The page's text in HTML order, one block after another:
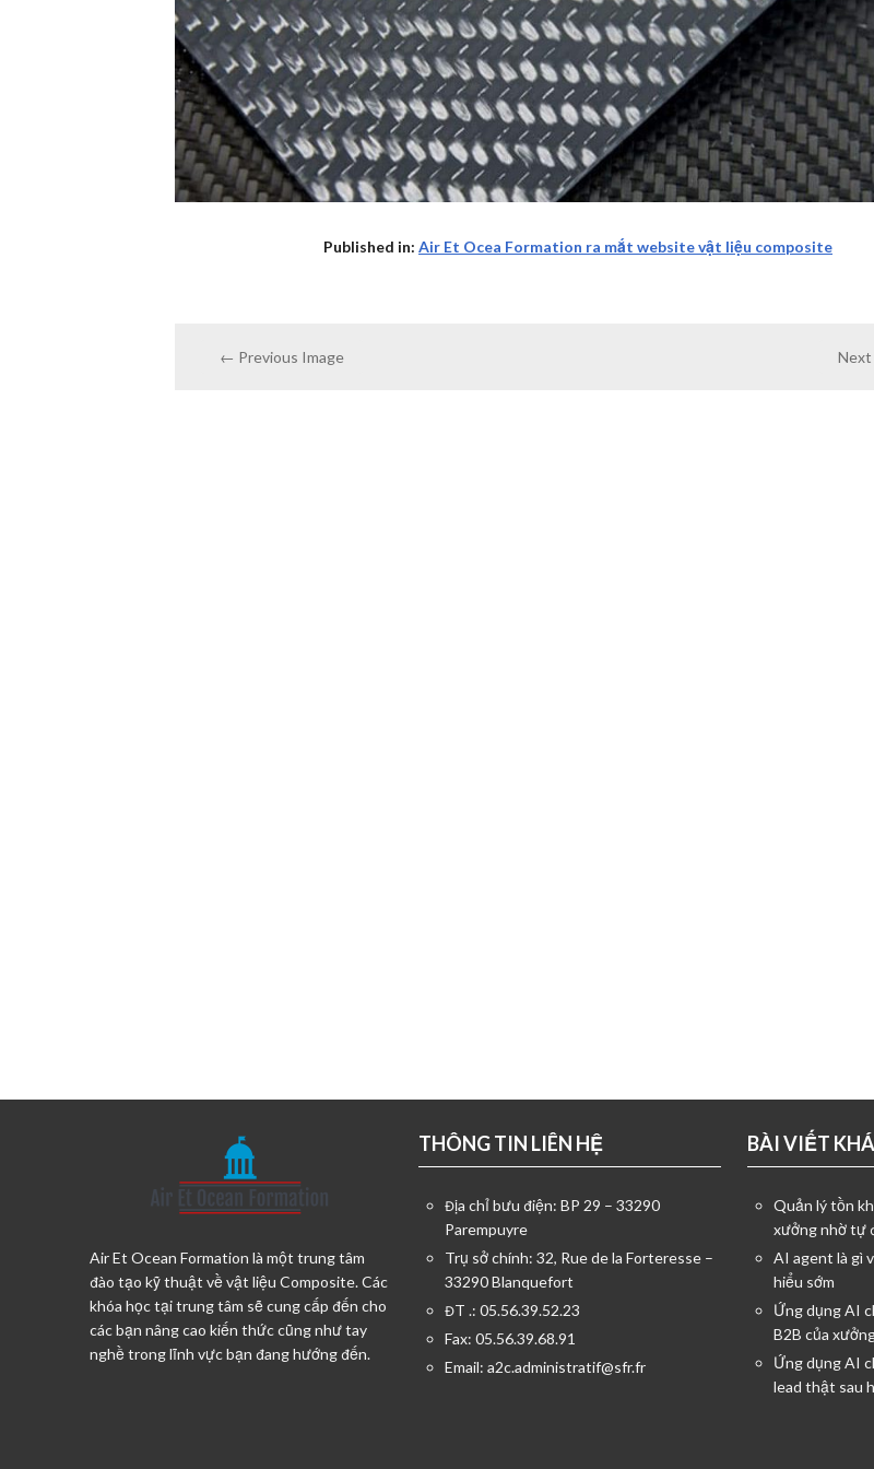
Published in: Air Et Ocea Formation ra mắt website vật liệu composite
← Previous Image
Air Et Ocean Formation là một trung tâm
đào tạo kỹ thuật về vật liệu Composite. Các
khóa học tại trung tâm sẽ cung cấp đến cho
các bạn nâng cao kiến thức cũng như tay
nghề trong lĩnh vực bạn đang hướng đến.
THÔNG TIN LIÊN HỆ
Địa chỉ bưu điện: BP 29 – 33290
Parempuyre
Trụ sở chính: 32, Rue de la Forteresse –
33290 Blanquefort
ĐT .: 05.56.39.52.23
Fax: 05.56.39.68.91
Email: a2c.administratif@sfr.fr
BÀI VIẾT
Quản lý tồn
xưởng nhờ tự
AI agent là gì
hiểu sớm
Ứng dụng AI
B2B của
Ứng dụng AI
lead thật sau